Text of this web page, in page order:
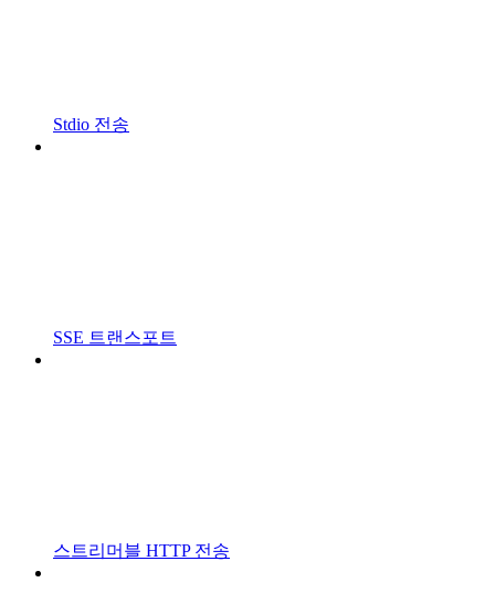
Stdio 전송
SSE 트랜스포트
스트리머블 HTTP 전송